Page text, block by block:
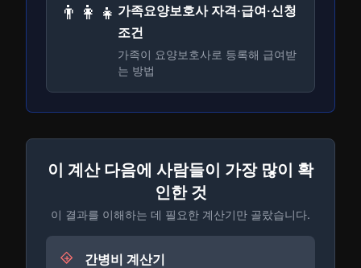
👨‍👩‍👧 가족요양보호사 자격·급여·신청
조건
가족이 요양보호사로 등록해 급여받
는 방법
이 계산 다음에 사람들이 가장 많이 확
인한 것
이 결과를 이해하는 데 필요한 계산기만 골랐습니다.
간병비 계산기